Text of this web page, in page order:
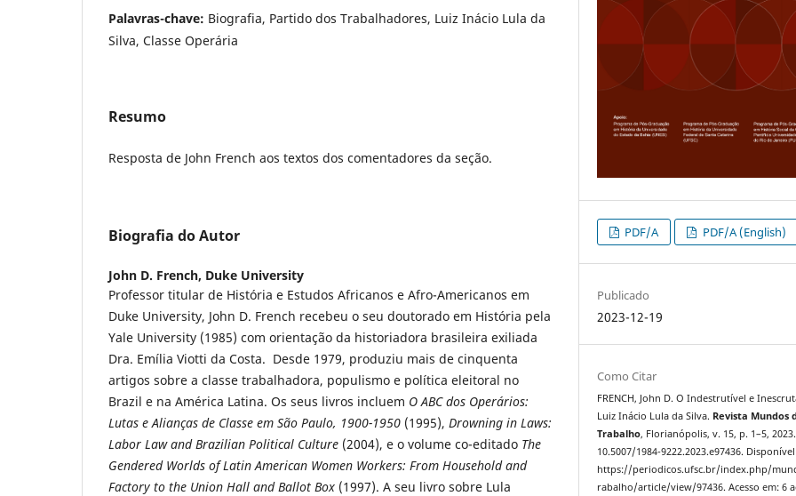
Palavras-chave: Biografia, Partido dos Trabalhadores, Luiz Inácio Lula da
Silva, Classe Operária
Resumo
Resposta de John French aos textos dos comentadores da seção.
Biografia do Autor
John D. French, Duke University
Professor titular de História e Estudos Africanos e Afro-Americanos em
Duke University, John D. French recebeu o seu doutorado em História pela
Yale University (1985) com orientação da historiadora brasileira exiliada
Dra. Emília Viotti da Costa. Desde 1979, produziu mais de cinquenta
artigos sobre a classe trabalhadora, populismo e política eleitoral no
Brazil e na América Latina. Os seus livros incluem O ABC dos Operários:
Lutas e Alianças de Classe em São Paulo, 1900-1950 (1995), Drowning in Laws:
Labor Law and Brazilian Political Culture (2004), e o volume co-editado The
Gendered Worlds of Latin American Women Workers: From Household and
Factory to the Union Hall and Ballot Box (1997). A seu livro sobre Lula
PDF/A PDF/A (English)
Publicado
2023-12-19
Como Citar
FRENCH, John D. O Indestrutível e
Luiz Inácio Lula da Silva. Revista Mundos
Trabalho, Florianópolis, v. 15, p. 1–5,
10.5007/1984-9222.2023.e97436.
https://periodicos.ufsc.br/index.php/
rabalho/article/view/97436. Acesso em: 6